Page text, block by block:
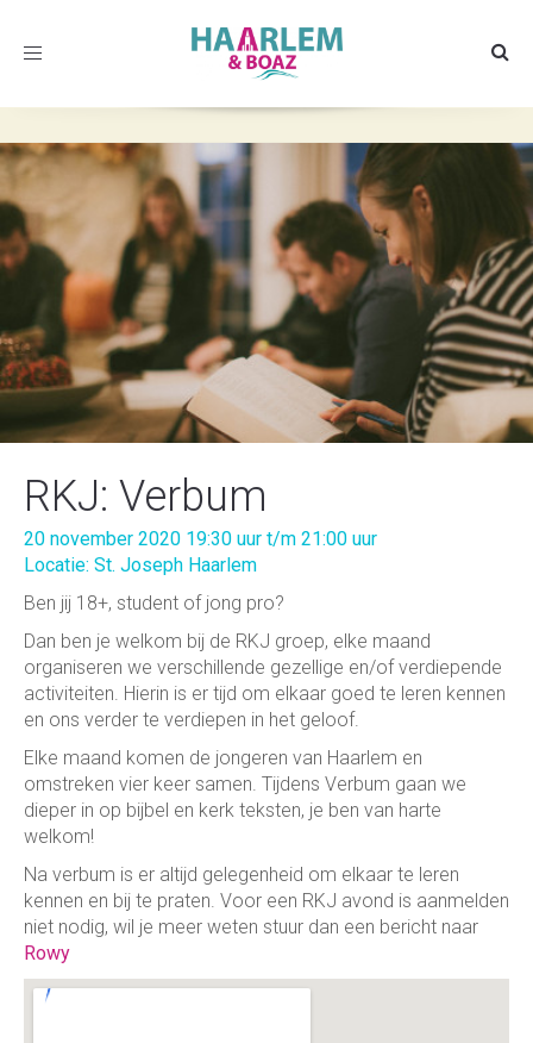
Toggle
RKJ: Verbum
20 november 2020 19:30 uur t/m 21:00 uur
Locatie: St. Joseph Haarlem
Ben jij 18+, student of jong pro?
Dan ben je welkom bij de RKJ groep, elke maand
organiseren we verschillende gezellige en/of verdiepende
activiteiten. Hierin is er tijd om elkaar goed te leren kennen
en ons verder te verdiepen in het geloof.
Elke maand komen de jongeren van Haarlem en
omstreken vier keer samen. Tijdens Verbum gaan we
dieper in op bijbel en kerk teksten, je ben van harte
welkom!
Na verbum is er altijd gelegenheid om elkaar te leren
kennen en bij te praten. Voor een RKJ avond is aanmelden
niet nodig, wil je meer weten stuur dan een bericht naar
Rowy